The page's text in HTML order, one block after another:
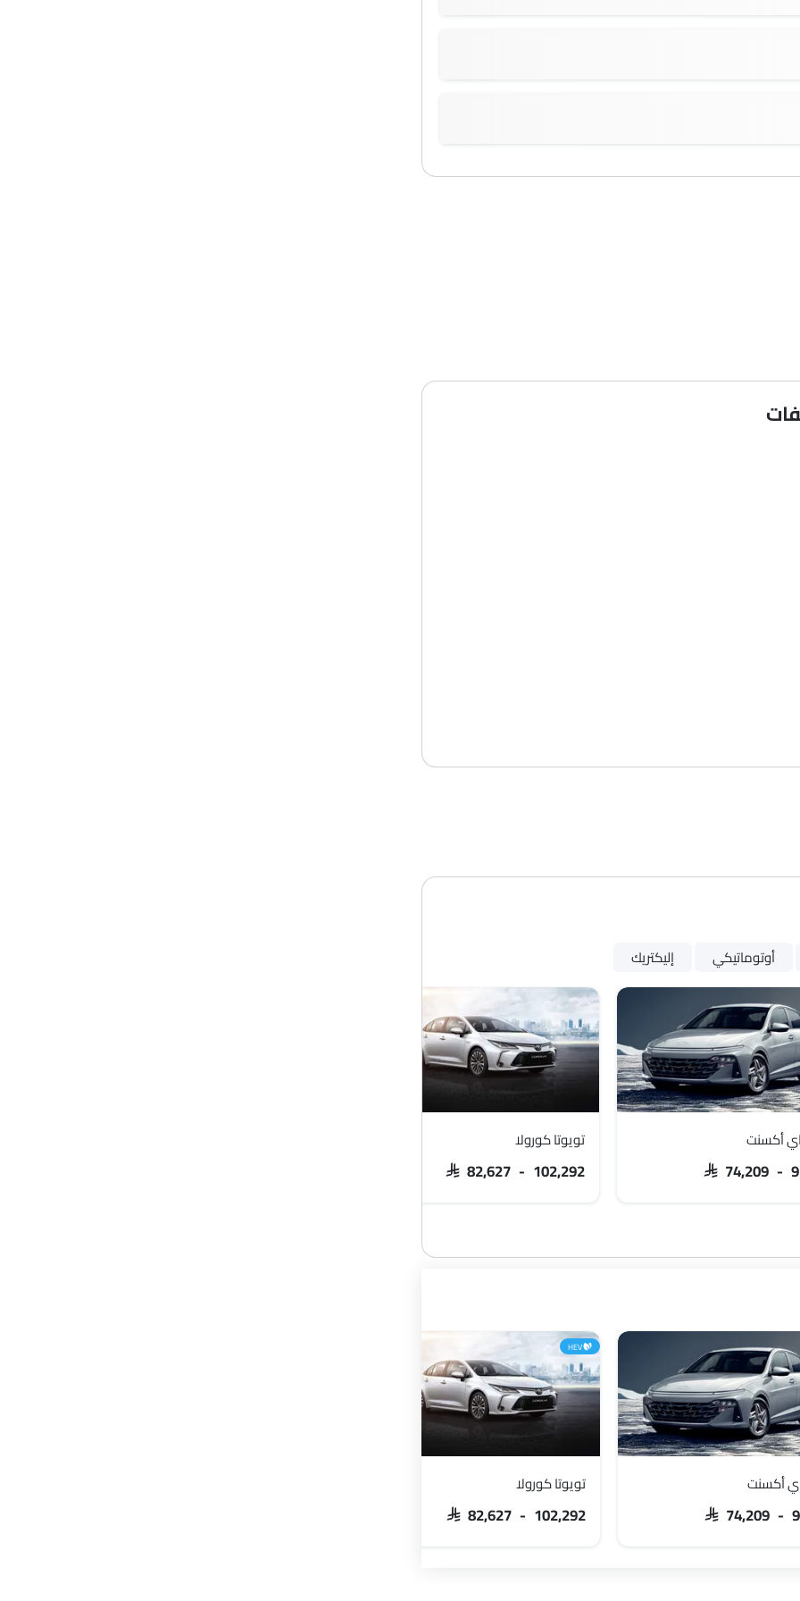
أوتوماتيكي إليكتريك
أكسنت
SAR 74,209 -
تويوتا كورولا
SAR 82,627 - 102,292
أكسنت
SAR 74,209 -
HEV
تويوتا كورولا
SAR 82,627 - 102,292